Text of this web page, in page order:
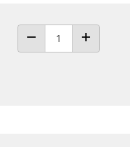
ANZAHL VERRINGERN
ANZAHL